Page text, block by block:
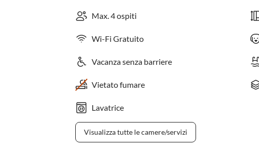
Max. 4 ospiti
Wi-Fi Gratuito
Vacanza senza barriere
Vietato fumare
Lavatrice
Visualizza tutte le camere/servizi